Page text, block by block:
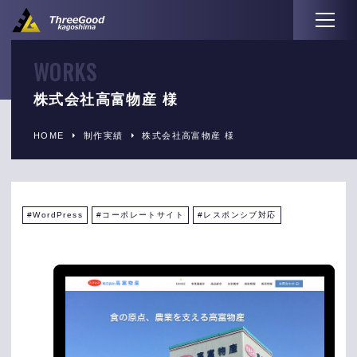
株式会社高富物産 様
HOME 制作実績 株式会社高富物産 様
WordPress コーポレートサイト レスポンシブ対応